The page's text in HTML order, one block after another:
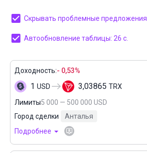
Скрывать проблемные предложения
Автообновление таблицы: 26 с.
Доходность:- 0,53%
1 USD 3,03865 TRX
Лимиты5 000 — 500 000 USD
Город сделки
Анталья
Подробнее